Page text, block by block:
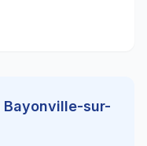
Bayonville-sur-